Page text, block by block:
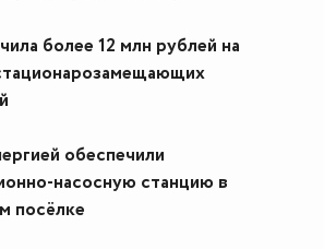
более 12 млн рублей на
обеспечили
насосную станцию в
посёлке